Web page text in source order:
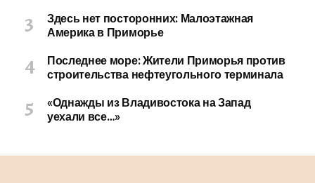
Здесь нет посторонних: Малоэтажная
Америка в Приморье
Последнее море: Жители Приморья против
строительства нефтеугольного терминала
«Однажды из Владивостока на Запад
уехали все…»